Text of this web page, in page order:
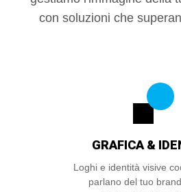
con soluzioni che
GRAFICA &
Loghi e identità visive
parlano del tuo